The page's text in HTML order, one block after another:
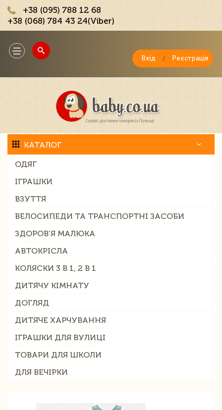
+38 (095) 788 12 68
+38 (068) 784 43 24(Viber)
Toggle
navigation
Вхід / Реєстрація
КАТАЛОГ
ОДЯГ
ІГРАШКИ
ВЗУТТЯ
ВЕЛОСИПЕДИ ТА ТРАНСПОРТНІ ЗАСОБИ
ЗДОРОВ'Я МАЛЮКА
АВТОКРІСЛА
КОЛЯСКИ 3 В 1, 2 В 1
ДИТЯЧУ КІМНАТУ
ДОГЛЯД
ДИТЯЧЕ ХАРЧУВАННЯ
ІГРАШКИ ДЛЯ ВУЛИЦІ
ТОВАРИ ДЛЯ ШКОЛИ
ДЛЯ ВЕЧІРКИ